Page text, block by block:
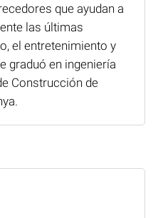
que ayudan a
las últimas
el entretenimiento y
graduó en ingeniería
Construcción de